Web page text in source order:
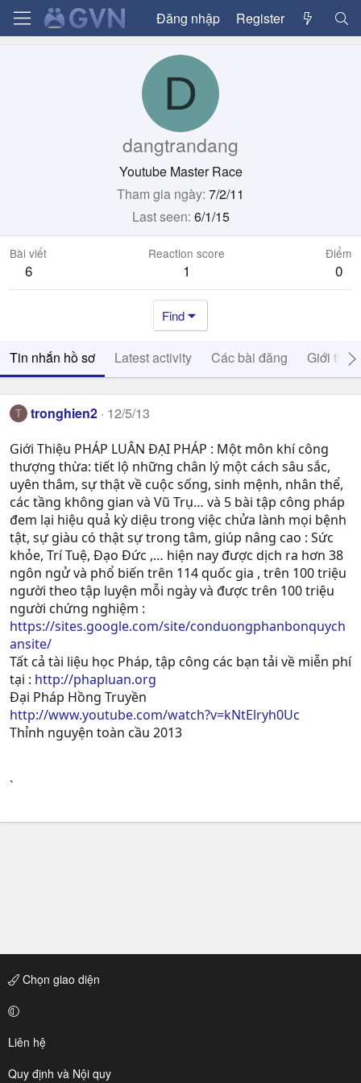
Đăng nhập Register
D
dangtrandang
Youtube Master Race
Tham gia ngày 7/2/11
Last seen 6/1/15
Bài viết
6
Reaction score
1
Điểm
0
Find
Tin nhắn hồ sơ Latest activity Các bài đăng Giới thiệu
T tronghien2 12/5/13
Giới Thiệu PHÁP LUÂN ĐẠI PHÁP : Một môn khí công
thượng thừa: tiết lộ những chân lý một cách sâu sắc,
uyên thâm, sự thật về cuộc sống, sinh mệnh, nhân thể,
các tầng không gian và Vũ Trụ… và 5 bài tập công pháp
đem lại hiệu quả kỳ diệu trong việc chửa lành mọi bệnh
tật, sự giàu có thật sự trong tâm, giúp nâng cao : Sức
khỏe, Trí Tuệ, Ðạo Ðức ,… hiện nay được dịch ra hơn 38
ngôn ngử và phổ biến trên 114 quốc gia , trên 100 triệu
người theo tập luyện mỗi ngày và được trên 100 triệu
người chứng nghiệm :
https://sites.google.com/site/conduongphanbonquych
ansite/
Tất cả tài liệu học Pháp, tập công các bạn tải về miễn phí
tại : http://phapluan.org
Đại Pháp Hồng Truyền
http://www.youtube.com/watch?v=kNtElryh0Uc
Thỉnh nguyện toàn cầu 2013
`
Chọn giao diện
Liên hệ
Quy định và Nội quy